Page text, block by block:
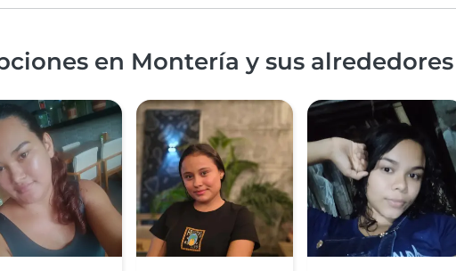
en Montería y sus alrededores